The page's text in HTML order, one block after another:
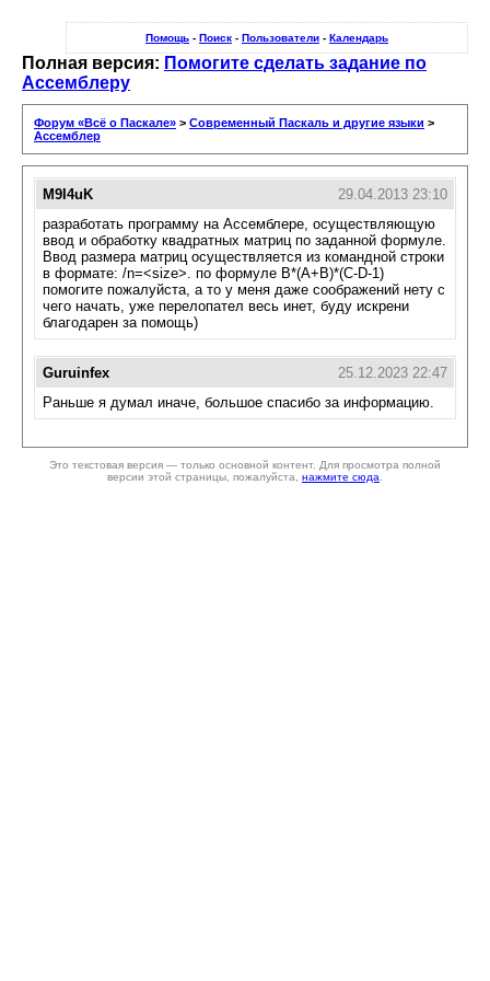
Помощь - Поиск - Пользователи - Календарь
Полная версия: Помогите сделать задание по
Ассемблеру
Форум «Всё о Паскале» > Современный Паскаль и другие языки >
Ассемблер
M9I4uK
29.04.2013 23:10
разработать программу на Ассемблере, осуществляющую
ввод и обработку квадратных матриц по заданной формуле.
Ввод размера матриц осуществляется из командной строки
в формате: /n=<size>. по формуле B*(A+B)*(C-D-1)
помогите пожалуйста, а то у меня даже соображений нету с
чего начать, уже перелопател весь инет, буду искрени
благодарен за помощь)
Guruinfex
25.12.2023 22:47
Раньше я думал иначе, большое спасибо за информацию.
Это текстовая версия — только основной контент. Для просмотра полной
версии этой страницы, пожалуйста, нажмите сюда